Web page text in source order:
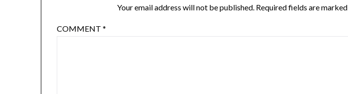
Your email address will not be published. Required fields are marked
COMMENT*